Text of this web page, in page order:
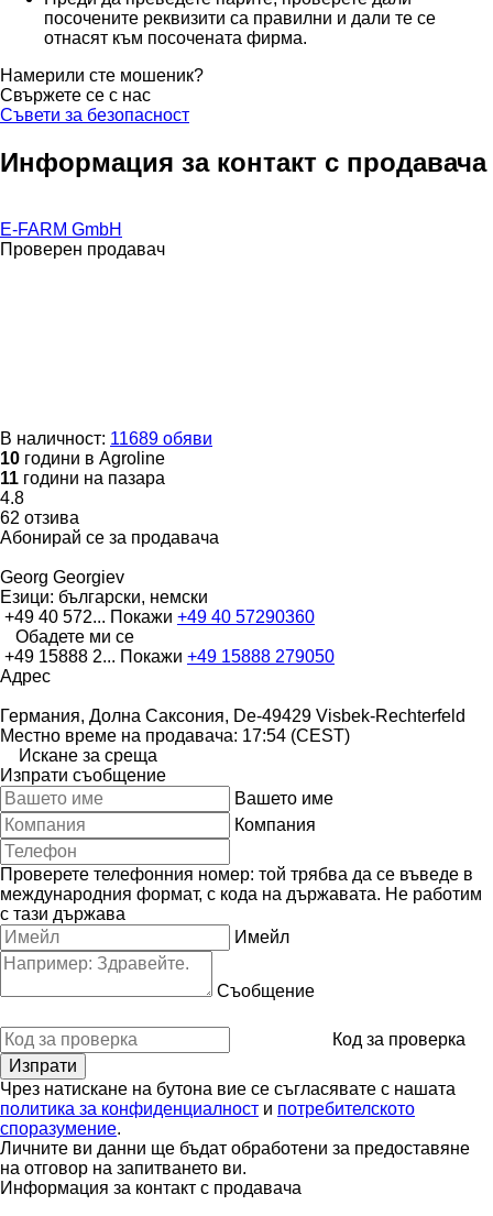
посочените реквизити са правилни и дали те се
отнасят към посочената фирма.
Намерили сте мошеник?
Свържете се с нас
Съвети за безопасност
Информация за контакт с продавача
E-FARM GmbH
Проверен продавач
В наличност: 11689 обяви
10 години в Agroline
11 години на пазара
4.8
62 отзива
Абонирай се за продавача
Georg Georgiev
Езици: български, немски
+49 40 572... Покажи +49 40 57290360
Обадете ми се
+49 15888 2... Покажи +49 15888 279050
Адрес
Германия, Долна Саксония, De-49429 Visbek-Rechterfeld
Местно време на продавача: 17:54 (CEST)
Искане за среща
Изпрати съобщение
Вашето име
Компания
Проверете телефонния номер: той трябва да се въведе в
международния формат, с кода на държавата. Не работим
с тази държава
Имейл
Съобщение
Код за проверка
Чрез натискане на бутона вие се съгласявате с нашата
политика за конфиденциалност и потребителското
споразумение.
Личните ви данни ще бъдат обработени за предоставяне
на отговор на запитването ви.
Информация за контакт с продавача